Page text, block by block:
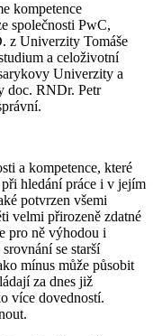
kompetence
společnosti PwC,
z Univerzity Tomáše
a celoživotní
Univerzity a
doc. RNDr. Petr
a kompetence, které
hledání práce i v jejím
potvrzen všemi
velmi přirozeně zdatné
pro ně výhodou i
se starší
mínus může působit
za dnes již
více dovedností.